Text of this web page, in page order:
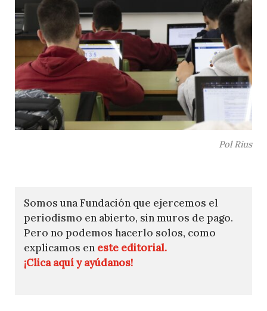
Pol Rius
Somos una Fundación que ejercemos el
periodismo en abierto, sin muros de pago.
Pero no podemos hacerlo solos, como
explicamos en este editorial.
¡Clica aquí y ayúdanos!